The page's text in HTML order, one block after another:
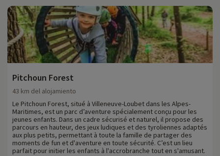
Pitchoun Forest
43 km del alojamiento
Le Pitchoun Forest, situé à Villeneuve-Loubet dans les Alpes-
Maritimes, est un parc d’aventure spécialement conçu pour les
jeunes enfants. Dans un cadre sécurisé et naturel, il propose des
parcours en hauteur, des jeux ludiques et des tyroliennes adaptés
aux plus petits, permettant à toute la famille de partager des
moments de fun et d'aventure en toute sécurité. C’est un lieu
parfait pour initier les enfants à l'accrobranche tout en s'amusant.